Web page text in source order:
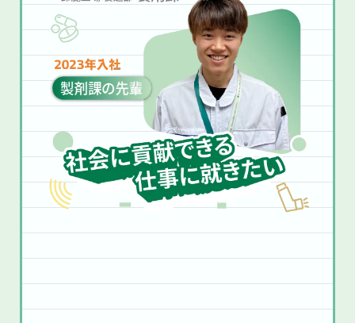
すが、錠剤の印字にズレやかすれが出ない
よう細かい調整が必要で大変です。特定製
品のキャンペーン実施時、最初の製造の立
ち上げは丸一日かかることも。ただ、自分
が関わった医薬品が患者さんに届くと思う
と責任感も強く、きれいに仕上げられた時
はやりがいを感じます。
休日の過ごし方
医薬品を扱うので、とにかくミスが許され
ない点が大変です。忙しい時は機械操作・
検査・記録を同時に行うこともあります。
それでも、しっかり準備してラインが問題
なく動いた時は大きな達成感があり、「人
の役に立っている」と実感できるのがやり
がいです。
休日の過ごし方